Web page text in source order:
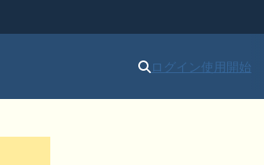
ログイン使用開始